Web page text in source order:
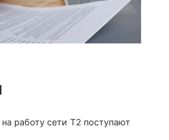
работу сети T2 поступают